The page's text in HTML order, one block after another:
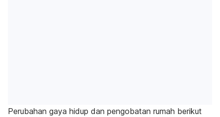
Perubahan gaya hidup dan pengobatan rumah berikut